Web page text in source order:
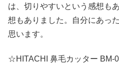
は、切りやすいという感想も
想もありました。自分にあっ
思います。
☆HITACHI 鼻毛カッター BM-